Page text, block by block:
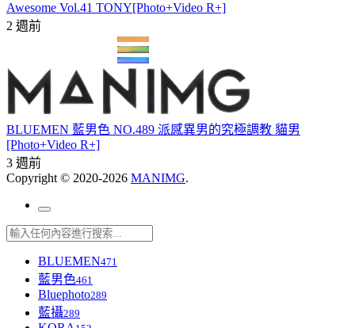
Awesome Vol.41 TONY[Photo+Video R+]
2 週前
BLUEMEN 藍男色 NO.489 派感異男的究極調教 貓男
[Photo+Video R+]
3 週前
Copyright © 2020-2026 MANIMG.
BLUEMEN471
藍男色461
Bluephoto289
藍攝289